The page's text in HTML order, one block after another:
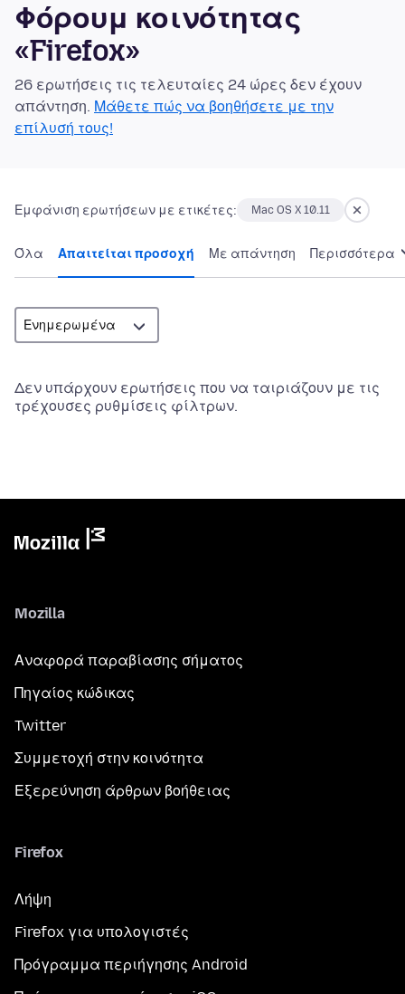
Φόρουμ κοινότητας
«Firefox»
26 ερωτήσεις τις τελευταίες 24 ώρες δεν έχουν
απάντηση. Μάθετε πώς να βοηθήσετε με την
επίλυσή τους!
Εμφάνιση ερωτήσεων με ετικέτες: Mac OS X 10.11
Όλα Απαιτείται προσοχή Με απάντηση Περισσότερα
Δεν υπάρχουν ερωτήσεις που να ταιριάζουν με τις
τρέχουσες ρυθμίσεις φίλτρων.
Mozilla
Αναφορά παραβίασης σήματος
Πηγαίος κώδικας
Twitter
Συμμετοχή στην κοινότητα
Εξερεύνηση άρθρων βοήθειας
Firefox
Λήψη
Firefox για υπολογιστές
Πρόγραμμα περιήγησης Android